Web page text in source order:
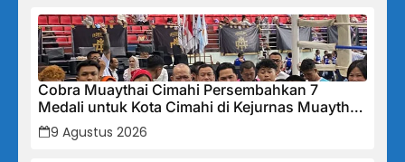
Cobra Muaythai Cimahi Persembahkan 7
Medali untuk Kota Cimahi di Kejurnas Muaythai
Indonesia 2026
9 Agustus 2026